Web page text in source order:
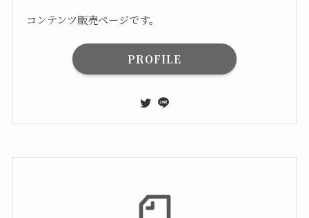
コンテンツ販売ページです。
PROFILE